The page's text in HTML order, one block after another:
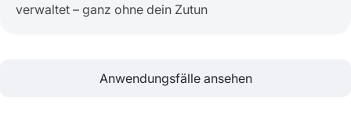
verwaltet – ganz ohne dein Zutun
Anwendungsfälle ansehen